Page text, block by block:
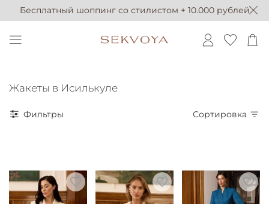
Бесплатный шоппинг со стилистом + 10.000 рублей
Жакеты в Исилькуле
Фильтры Сортировка